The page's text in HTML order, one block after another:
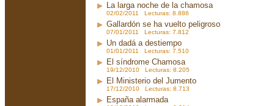
La larga noche de la chamosa
02/02/2011 Lecturas: 8.886
Gallardón se ha vuelto peligroso
07/01/2011 Lecturas: 7.812
Un dadá a destiempo
01/01/2011 Lecturas: 7.510
El síndrome Chamosa
19/12/2010 Lecturas: 8.205
El Ministerio del Jumento
17/12/2010 Lecturas: 8.713
España alarmada